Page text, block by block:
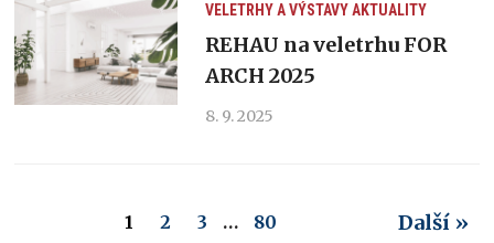
VELETRHY A VÝSTAVYAKTUALITY
REHAU na veletrhu FOR
ARCH 2025
8. 9. 2025
1 2 3 … 80 Další »